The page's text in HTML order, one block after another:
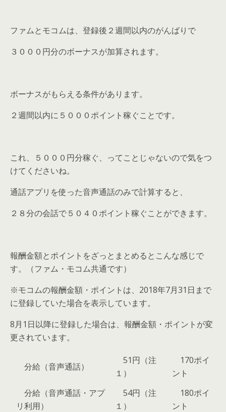
ファムとモコムは、登録後２週間以内のがんばりで
３０００円分のボーナスが加算されます。
ボーナスがもらえる条件があります。
２週間以内に５０００ポイント稼ぐことです。
これ、５０００円分稼ぐ、ってことじゃないので気をつ
けてくださいね。
通話アプリを使った音声通話のみで計算すると、
２８分の会話で５０４０ポイント稼ぐことができます。
報酬金額とポイントをざっとまとめるとこんな感じで
す。（ファム・モコム共通です）
※モコムの報酬金額・ポイントは、2018年7月31日まで
に登録していた場合を表示しています。
8月1日以降に登録した場合は、報酬金額・ポイントが変
更されています。
分給（音声通話）
51円（注
１）
170ポイ
ント
分給（音声通話・アプ
リ利用）
54円（注
１）
180ポイ
ント